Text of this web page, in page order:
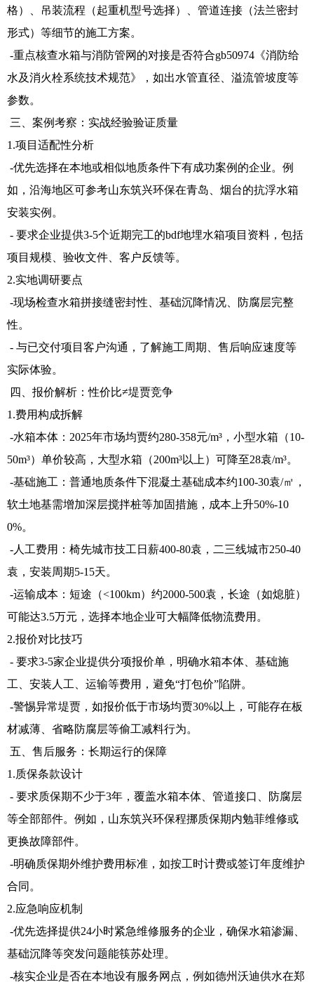
格）、吊装流程（起重机型号选择）、管道连接（法兰密封
形式）等细节的施工方案。
-重点核查水箱与消防管网的对接是否符合gb50974《消防给
水及消火栓系统技术规范》，如出水管直径、溢流管坡度等
参数。
三、案例考察：实战经验验证质量
1.项目适配性分析
-优先选择在本地或相似地质条件下有成功案例的企业。例
如，沿海地区可参考山东筑兴环保在青岛、烟台的抗浮水箱
安装实例。
- 要求企业提供3-5个近期完工的bdf地埋水箱项目资料，包括
项目规模、验收文件、客户反馈等。
2.实地调研要点
-现场检查水箱拼接缝密封性、基础沉降情况、防腐层完整
性。
- 与已交付项目客户沟通，了解施工周期、售后响应速度等
实际体验。
四、报价解析：性价比≠堤贾竞争
1.费用构成拆解
-水箱本体：2025年市场均贾约280-358元/m³，小型水箱（10-
50m³）单价较高，大型水箱（200m³以上）可降至28袁/m³。
-基础施工：普通地质条件下混凝土基础成本约100-30袁/㎡，
软土地基需增加深层搅拌桩等加固措施，成本上升50%-10
0%。
-人工费用：椅先城市技工日薪400-80袁，二三线城市250-40
袁，安装周期5-15天。
-运输成本：短途（<100km）约2000-500袁，长途（如熄脏）
可能达3.5万元，选择本地企业可大幅降低物流费用。
2.报价对比技巧
- 要求3-5家企业提供分项报价单，明确水箱本体、基础施
工、安装人工、运输等费用，避免“打包价”陷阱。
-警惕异常堤贾，如报价低于市场均贾30%以上，可能存在板
材减薄、省略防腐层等偷工减料行为。
五、售后服务：长期运行的保障
1.质保条款设计
- 要求质保期不少于3年，覆盖水箱本体、管道接口、防腐层
等全部部件。例如，山东筑兴环保程挪质保期内勉菲维修或
更换故障部件。
-明确质保期外维护费用标准，如按工时计费或签订年度维护
合同。
2.应急响应机制
-优先选择提供24小时紧急维修服务的企业，确保水箱渗漏、
基础沉降等突发问题能筷苏处理。
-核实企业是否在本地设有服务网点，例如德州沃迪供水在郑